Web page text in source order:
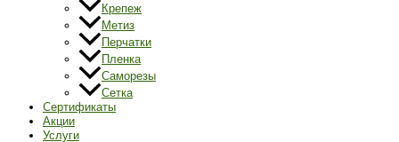
Крепеж
Метиз
Перчатки
Пленка
Саморезы
Сетка
Cертификаты
Акции
Услуги